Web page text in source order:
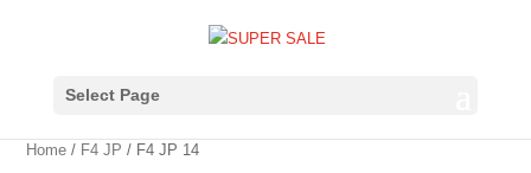
Select Page
Home / F4 JP / F4 JP 14